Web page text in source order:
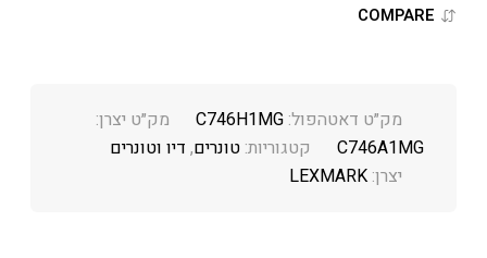
COMPARE
מק״ט דאטהפול:C746H1MG
מק״ט יצרן:
C746A1MG
קטגוריות:טונרים, דיו וטונרים
יצרן:LEXMARK